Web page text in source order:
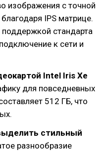
изображения с точной
IPS матрице.
стандарта
к сети и
Intel Iris Xe
для повседневных
512 ГБ, что
стильный
разнообразие